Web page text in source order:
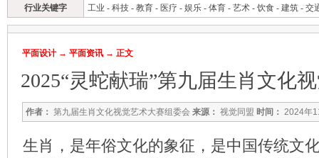
行业关键字 工业 - 科技 - 教育 - 医疗 - 娱乐 - 体育 - 艺术 - 饮食 - 建筑 - 交
平面设计 → 平面资讯 → 正文
2025“灵蛇献瑞”第九届生肖文化
作者： 第九届生肖文化视觉艺术大赛组委会 来源： 视觉同盟 时间： 2024年
生肖，是年俗文化的象征，是中国传统文